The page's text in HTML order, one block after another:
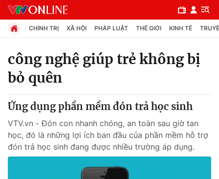
Chuyên mục
Chính trị
Xã hội
Pháp luật
CHÍNH TRỊ XÃ HỘI PHÁP LUẬT THẾ GIỚI KINH TẾ
công nghệ giúp trẻ không bị
bỏ quên
Ứng dụng phần mềm đón trả học sinh
VTV.vn - Đón con nhanh chóng, an toàn sau giờ tan
học, đó là những lợi ích ban đầu của phần mềm hỗ trợ
đón trả học sinh đang được nhiều trường áp dụng.